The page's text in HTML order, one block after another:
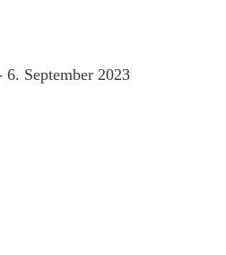
6. September 2023